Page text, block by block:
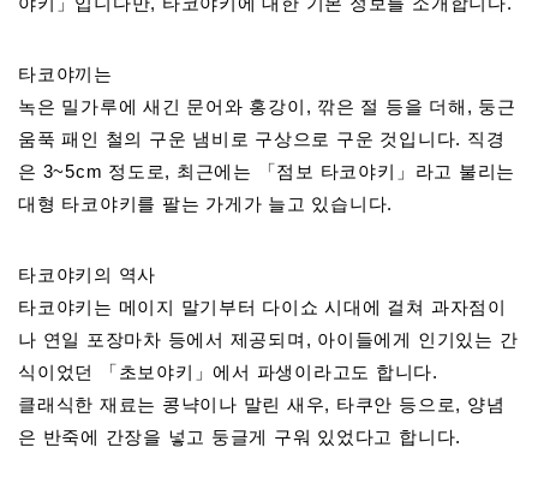
타코야끼는
녹은 밀가루에 새긴 문어와 홍강이, 깎은 절 등을 더해, 둥근
움푹 패인 철의 구운 냄비로 구상으로 구운 것입니다. 직경
은 3~5cm 정도로, 최근에는 「점보 타코야키」라고 불리는
대형 타코야키를 팔는 가게가 늘고 있습니다.
타코야키의 역사
타코야키는 메이지 말기부터 다이쇼 시대에 걸쳐 과자점이
나 연일 포장마차 등에서 제공되며, 아이들에게 인기있는 간
식이었던 「초보야키」에서 파생이라고도 합니다.
클래식한 재료는 콩냑이나 말린 새우, 타쿠안 등으로, 양념
은 반죽에 간장을 넣고 둥글게 구워 있었다고 합니다.